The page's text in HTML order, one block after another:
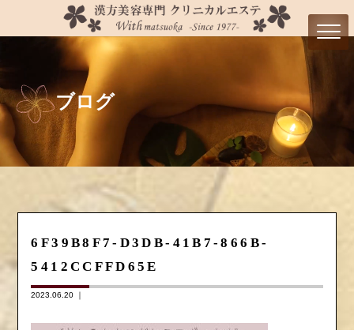
ブログ
6F39B8F7-D3DB-41B7-866B-
5412CCFFD65E
2023.06.20 ｜